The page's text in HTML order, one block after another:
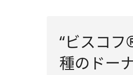
“ビスコ
種のドー